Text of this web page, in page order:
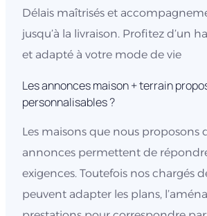
Délais maîtrisés et
jusqu’à la livraison. Profitez d’un
et adapté à votre mode de vie
Les annonces maison + terrain
personnalisables ?
Les maisons que nous proposons
annonces permettent de
exigences. Toutefois nos chargés
peuvent adapter les plans,